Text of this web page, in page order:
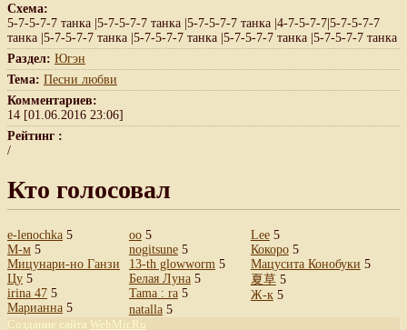
Схема:
5-7-5-7-7 танка |5-7-5-7-7 танка |5-7-5-7-7 танка |4-7-5-7-7|5-7-5-7-7
танка |5-7-5-7-7 танка |5-7-5-7-7 танка |5-7-5-7-7 танка |5-7-5-7-7 танка
Раздел: Югэн
Тема: Песни любви
Комментариев:
14 [01.06.2016 23:06]
Рейтинг :
/
Кто голосовал
e-lenochka 5
М-м 5
Мицунари-но Ганзи
Цу 5
irina 47 5
Марианна 5
oo5
nogitsune5
13-th glowworm 5
Белая Луна5
Tama : ra5
Lee5
Кокоро5
Мацусита Конобуки 5
夏草5
Ж-к5
natalla5
Создание сайта WebMir.Ru